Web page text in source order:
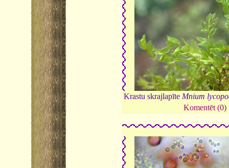
Krastu skrajlapīte Mnium
Komentēt (0)